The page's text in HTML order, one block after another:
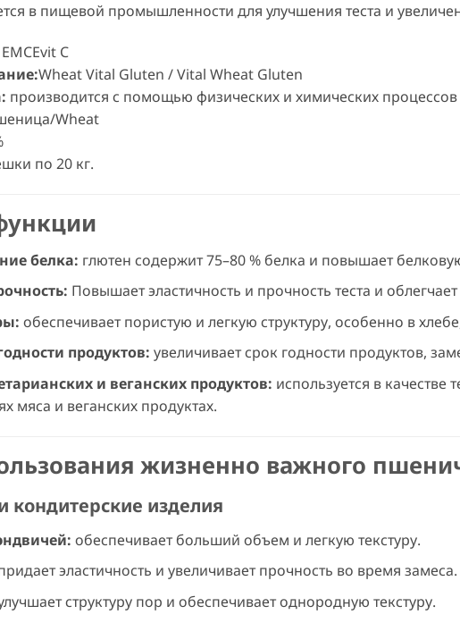
в пищевой промышленности для улучшения теста и
EMCEvit C
Wheat Vital Gluten / Vital Wheat Gluten
производится с помощью физических и химических процессов
Wheat
по 20 кг.
белка: глютен содержит 75–80 % белка и повышает
Повышает эластичность и прочность теста и
обеспечивает пористую и легкую структуру, особенно в
продуктов: увеличивает срок годности продуктов,
и веганских продуктов: используется в
мяса и веганских продуктах.
жизненно важного
кондитерские изделия
обеспечивает больший объем и легкую текстуру.
эластичность и увеличивает прочность во время замеса.
структуру пор и обеспечивает однородную текстуру.